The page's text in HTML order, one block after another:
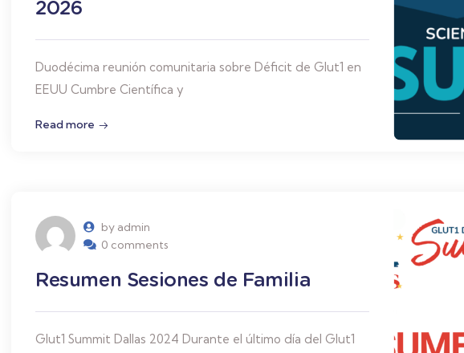
2026
Duodécima reunión comunitaria sobre Déficit de Glut1 en
EEUU Cumbre Científica y
Read more
by admin
0 comments
Resumen Sesiones de Familia
Glut1 Summit Dallas 2024 Durante el último día del Glut1